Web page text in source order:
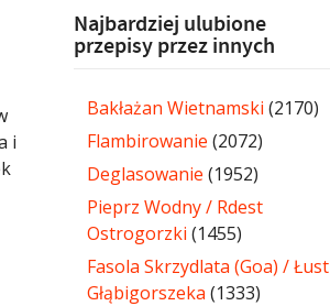
i
Najbardziej ulubione
przepisy przez innych
Bakłażan Wietnamski (2170)
Flambirowanie (2072)
Deglasowanie (1952)
Pieprz Wodny / Rdest
Ostrogorzki (1455)
Fasola Skrzydlata (Goa) / Łust
Głąbigorszeka (1333)